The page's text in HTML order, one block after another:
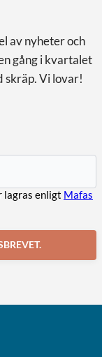
av nyheter och
gång i kvartalet
skräp. Vi lovar!
lagras enligt Mafas